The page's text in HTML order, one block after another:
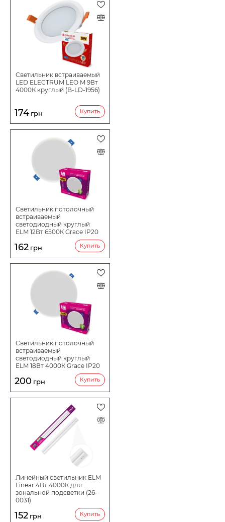
Светильник встраиваемый
LED ELECTRUM LEO M 9Вт
4000К круглый (B-LD-1956)
174 грн Купить
Светильник потолочный
встраиваемый
светодиодный круглый
ELM 12Вт 6500К Grace IP20
162 грн Купить
Светильник потолочный
встраиваемый
светодиодный круглый
ELM 18Вт 4000К Grace IP20
200 грн Купить
Линейный светильник ELM
Linear 4Вт 4000К для
зональной подсветки (26-
0031)
152 грн Купить